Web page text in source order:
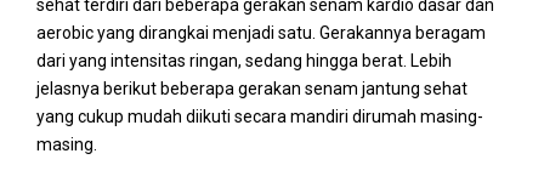
sehat terdiri dari beberapa gerakan senam kardio dasar dan
aerobic yang dirangkai menjadi satu. Gerakannya beragam
dari yang intensitas ringan, sedang hingga berat. Lebih
jelasnya berikut beberapa gerakan senam jantung sehat
yang cukup mudah diikuti secara mandiri dirumah masing-
masing.